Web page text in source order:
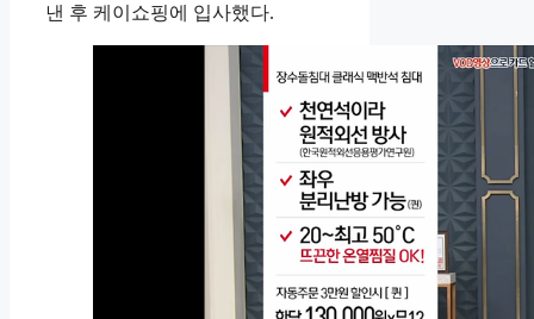
낸 후 케이쇼핑에 입사했다.